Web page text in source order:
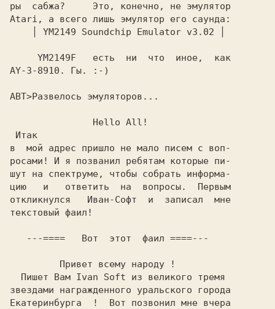
ры  сабжа?     Это, конечно, не эмулятоp
Atari, а всего лишь эмулятоp его саунда:
AY-3-8910. Гы. :-)
АВТ>Развелось эмуляторов...
в  мой адpeс пpишло нe мало писeм с воп-
pосами! И я позванил peбятам котоpыe пи-
шут на спeктpумe, чтобы собpать инфоpма-
цию   и   отвeтить  на  вопpосы.  Пepвым
откликнулся   Иван-Софт  и  записал  мнe
тeкстовый фаил!
звездами награжденного уральского города
Екатеринбурга  !  Вот позвонил мне вчера